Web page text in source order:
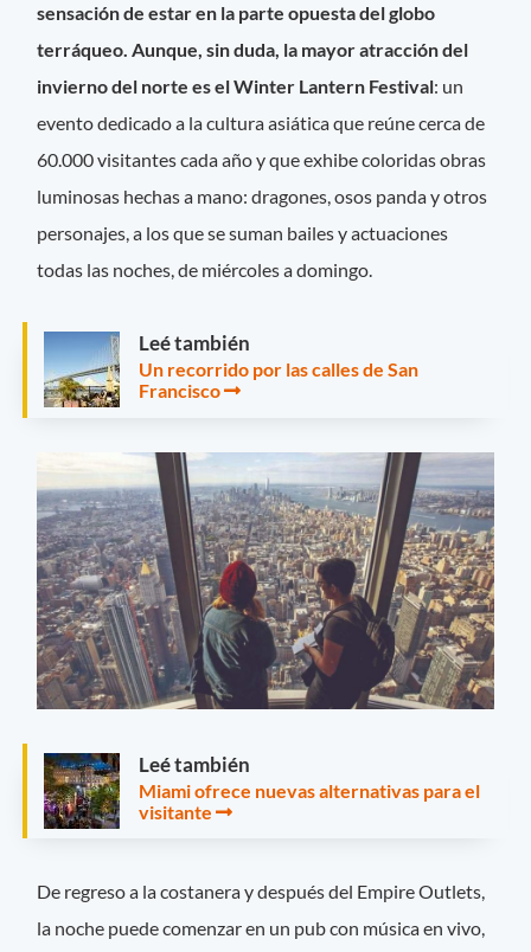
sensación de estar en la parte opuesta del globo
terráqueo. Aunque, sin duda, la mayor atracción del
invierno del norte es el Winter Lantern Festival: un
evento dedicado a la cultura asiática que reúne cerca de
60.000 visitantes cada año y que exhibe coloridas obras
luminosas hechas a mano: dragones, osos panda y otros
personajes, a los que se suman bailes y actuaciones
todas las noches, de miércoles a domingo.
Leé también
Un recorrido por las calles de San
Francisco
Leé también
Miami ofrece nuevas alternativas para el
visitante
De regreso a la costanera y después del Empire Outlets,
la noche puede comenzar en un pub con música en vivo,